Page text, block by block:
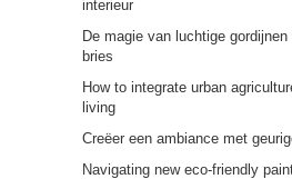
interieur
De magie van luchtige
bries
How to integrate urban
living
Creëer een ambiance met
Navigating new eco-friendly